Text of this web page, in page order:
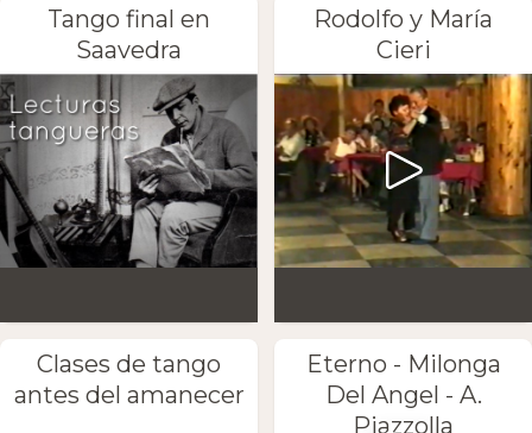
Tango final en
Saavedra
Rodolfo y María
Cieri
Clases de tango
antes del amanecer
Eterno - Milonga
Del Angel - A.
Piazzolla